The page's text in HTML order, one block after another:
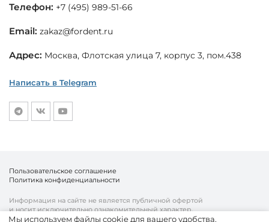
Телефон: +7 (495) 989-51-66
Email: zakaz@fordent.ru
Адрес: Москва, Флотская улица 7, корпус 3, пом.438
Написать в Telegram
Информация на сайте не является публичной офертой
и носит исключительно ознакомительный характер.
Пользовательское соглашение
Политика конфиденциальности
Мы используем файлы cookie для вашего удобства.